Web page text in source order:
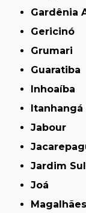
Gardênia
Gericinó
Grumari
Guaratiba
Inhoaíba
Itanhangá
Jabour
Jardim
Joá